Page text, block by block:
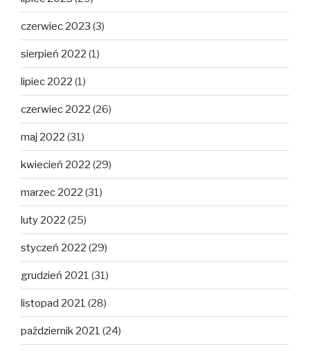
czerwiec 2023 (3)
sierpień 2022 (1)
lipiec 2022 (1)
czerwiec 2022 (26)
maj 2022 (31)
kwiecień 2022 (29)
marzec 2022 (31)
luty 2022 (25)
styczeń 2022 (29)
grudzień 2021 (31)
listopad 2021 (28)
październik 2021 (24)